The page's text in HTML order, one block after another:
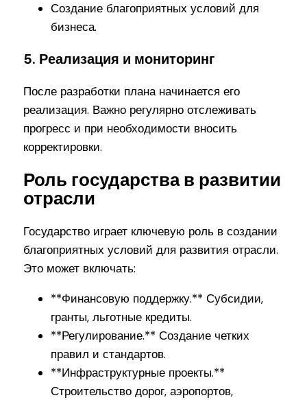
Создание благоприятных условий для
бизнеса.
5. Реализация и мониторинг
После разработки плана начинается его
реализация. Важно регулярно отслеживать
прогресс и при необходимости вносить
корректировки.
Роль государства в развитии
отрасли
Государство играет ключевую роль в создании
благоприятных условий для развития отрасли.
Это может включать:
**Финансовую поддержку.** Субсидии,
гранты, льготные кредиты.
**Регулирование.** Создание четких
правил и стандартов.
**Инфраструктурные проекты.**
Строительство дорог, аэропортов,